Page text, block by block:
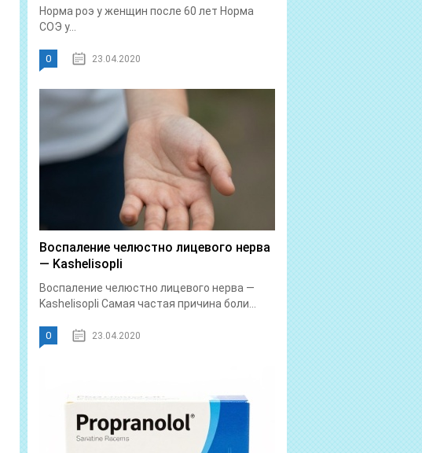
Норма роэ у женщин после 60 лет Норма
СОЭ у...
0 23.04.2020
Воспаление челюстно лицевого нерва
— Kashelisopli
Воспаление челюстно лицевого нерва —
Kashelisopli Самая частая причина боли...
0 23.04.2020